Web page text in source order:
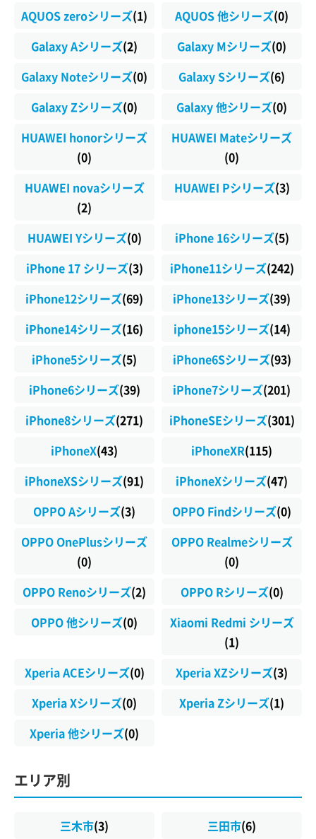
AQUOS zeroシリーズ(1) AQUOS 他シリーズ(0)
Galaxy Aシリーズ(2) Galaxy Mシリーズ(0)
Galaxy Noteシリーズ(0) Galaxy Sシリーズ(6)
Galaxy Zシリーズ(0) Galaxy 他シリーズ(0)
HUAWEI honorシリーズ
(0)
HUAWEI Mateシリーズ
(0)
HUAWEI novaシリーズ
(2)
HUAWEI Pシリーズ(3)
HUAWEI Yシリーズ(0) iPhone 16シリーズ(5)
iPhone 17 シリーズ(3) iPhone11シリーズ(242)
iPhone12シリーズ(69) iPhone13シリーズ(39)
iPhone14シリーズ(16) iphone15シリーズ(14)
iPhone5シリーズ(5) iPhone6Sシリーズ(93)
iPhone6シリーズ(39) iPhone7シリーズ(201)
iPhone8シリーズ(271) iPhoneSEシリーズ(301)
iPhoneX(43) iPhoneXR(115)
iPhoneXSシリーズ(91) iPhoneXシリーズ(47)
OPPO Aシリーズ(3) OPPO Findシリーズ(0)
OPPO OnePlusシリーズ
(0)
OPPO Realmeシリーズ
(0)
OPPO Renoシリーズ(2) OPPO Rシリーズ(0)
OPPO 他シリーズ(0)
Xiaomi Redmi シリーズ
(1)
Xperia ACEシリーズ(0) Xperia XZシリーズ(3)
Xperia Xシリーズ(0) Xperia Zシリーズ(1)
Xperia 他シリーズ(0)
エリア別
三木市(3) 三田市(6)